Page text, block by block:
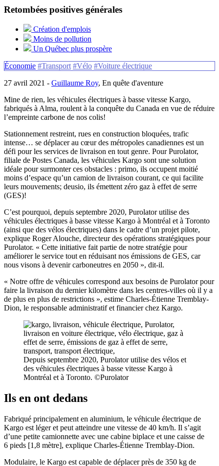
Retombées positives générales
Création d'emplois
Moins de pollution
Un Québec plus prospère
Économie #Transport #Vélo #Voiture électrique
27 avril 2021 - Guillaume Roy, En quête d'aventure
Mine de rien, les véhicules électriques à basse vitesse Kargo,
fabriqués à Alma, roulent à la conquête du Canada en vue de réduire
l’empreinte carbone de nos colis!
Stationnement restreint, rues en construction bloquées, trafic
intense… se déplacer au cœur des métropoles canadiennes est un
défi pour les services de livraison en tout genre. Pour Purolator,
filiale de Postes Canada, les véhicules Kargo sont une solution
idéale pour surmonter ces obstacles : primo, ils occupent moitié
moins d’espace qu’un camion de livraison courant, ce qui facilite
leurs mouvements; deusio, ils émettent zéro gaz à effet de serre
(GES)!
C’est pourquoi, depuis septembre 2020, Purolator utilise des
véhicules électriques à basse vitesse Kargo à Montréal et à Toronto
(ainsi que des vélos électriques) dans le cadre d’un projet pilote,
explique Roger Alouche, directeur des opérations stratégiques pour
Purolator. « Cette initiative fait partie de notre stratégie pour
améliorer le service tout en réduisant nos émissions de GES, car
nous visons à devenir carboneutres en 2050 », dit-il.
« Notre offre de véhicules correspond aux besoins de Purolator pour
faire la livraison du dernier kilomètre dans les centres-villes où il y a
de plus en plus de restrictions », estime Charles-Étienne Tremblay-
Dion, le responsable administratif et financier chez Kargo.
Depuis septembre 2020, Purolator utilise des vélos et
des véhicules électriques à basse vitesse Kargo à
Montréal et à Toronto. ©Purolator
Ils en ont dedans
Fabriqué principalement en aluminium, le véhicule électrique de
Kargo est léger et peut atteindre une vitesse de 40 km/h. Il s’agit
d’une petite camionnette avec une cabine biplace et une caisse de
6 pieds [1,8 mètre], explique Charles-Étienne Tremblay-Dion.
Modulaire, le Kargo est capable de déplacer près de 350 kg de